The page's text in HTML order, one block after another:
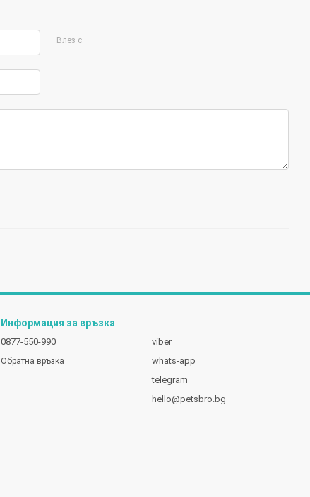
Влез с
Информация за връзка
0877-550-990
Обратна връзка
viber
whats-app
telegram
hello@petsbro.bg